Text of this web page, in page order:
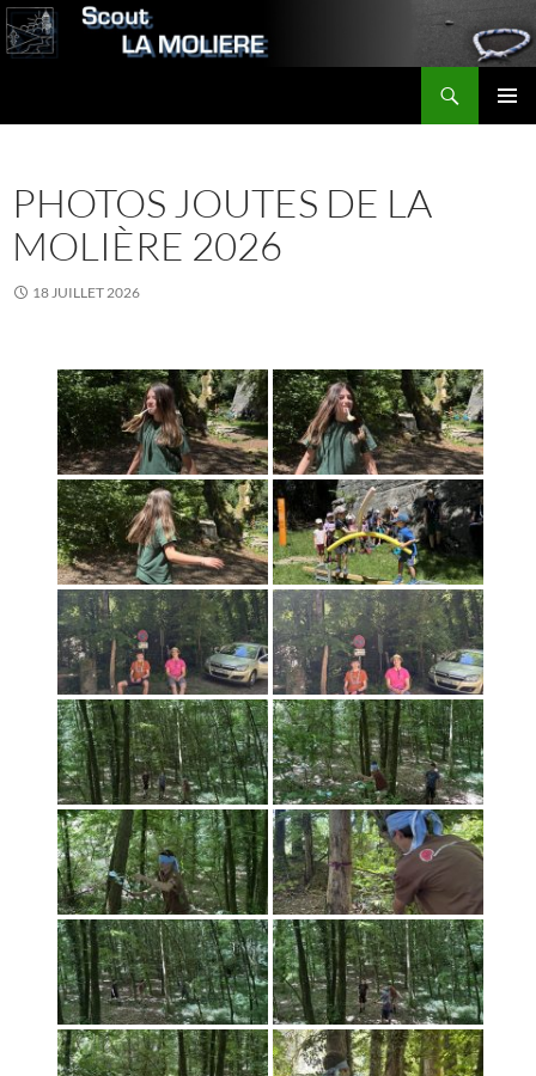
Aller
au
PHOTOS JOUTES DE LA
MOLIÈRE 2026
18 JUILLET 2026